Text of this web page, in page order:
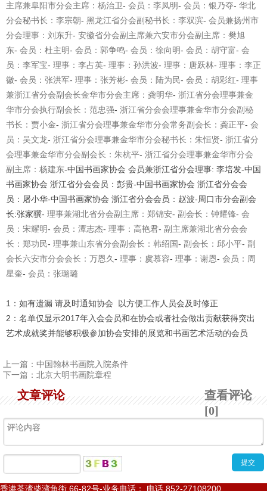
主席兼阜阳市分会主席：杨治卫- 会员：李凤明- 会员：银乃夺- 华北
分会秘书长：李宗朝- 黑龙江省分会副秘书长：李双滨- 会员兼扬州市
分会理事：刘东升- 安徽省分会副主席兼六安市分会副主席：樊旭
东- 会员：杜主明- 会员：郭争鸣- 会员：徐向明- 会员：胡守富- 会
员：李军宝- 理事：李占英- 理事：孙洪波- 理事：唐跃林- 理事：李正
徽- 会员：张洪军- 理事：张芳彬- 会员：陆为民- 会员：胡彩红- 理事
兼浙江省分会副会长金华市分会主席：龚明华- 浙江省分会理事兼金
华市分会执行副会长：范忠强- 浙江省分会会理事兼金华市分会副秘
书长：贾小金- 浙江省分会理事兼金华市分会常务副会长：龚正平- 会
员：吴文龙- 浙江省分会理事兼金华市分会秘书长：朱恒贤- 浙江省分
会理事兼金华市分会副会长：朱杭平- 浙江省分会理事兼金华市分会
副主席：杨建东-中国书画家协会 会员兼浙江省分会理事: 李培发-中国
书画家协会 浙江省分会会员：彭贵-中国书画家协会 浙江省分会会
员：屠小华-中国书画家协会 浙江省分会会员：赵波-周口市分会副会
长:张家骥- 理事兼湖北省分会副主席：郑锦安- 副会长：钟耀锋- 会
员：宋耀明- 会员：潭志杰- 理事：高艳君- 副主席兼湖北省分会会
长：郑功民- 理事兼山东省分会副会长：韩绍国- 副会长：邱小平- 副
会长六安市分会会长：万恩久 - 理事：虞慕容- 理事：谢恩- 会员：周
星奎- 会员：张璐璐
1：如有遗漏 请及时通知协会 以方便工作人员会及时修正
2：名单仅显示2017年入会会员和在协会或者社会做出贡献获得突出
艺术成就奖并能够积极参加协会安排的展览和书画艺术活动的会员
上一篇： 中国翰林书画院入院条件
下一篇： 北京大明书画院章程
查看评论
[0]
文章评论
香港荃湾柴湾角街 66-82号-业务电话： 电话 852-27108200